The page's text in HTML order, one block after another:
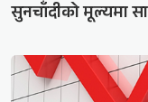
सुनचाँदीको मूल्यमा